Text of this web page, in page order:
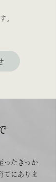
。
ったきっか
てにありま